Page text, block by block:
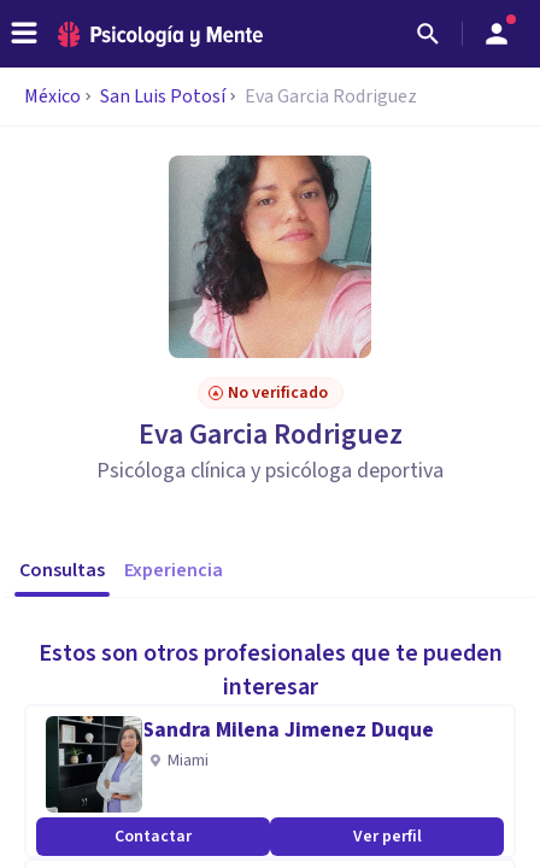
México San Luis Potosí Eva Garcia Rodriguez
No verificado
Eva Garcia Rodriguez
Psicóloga clínica y psicóloga deportiva
Consultas Experiencia
Estos son otros profesionales que te pueden
interesar
Sandra Milena Jimenez Duque
Miami
Contactar Ver perfil